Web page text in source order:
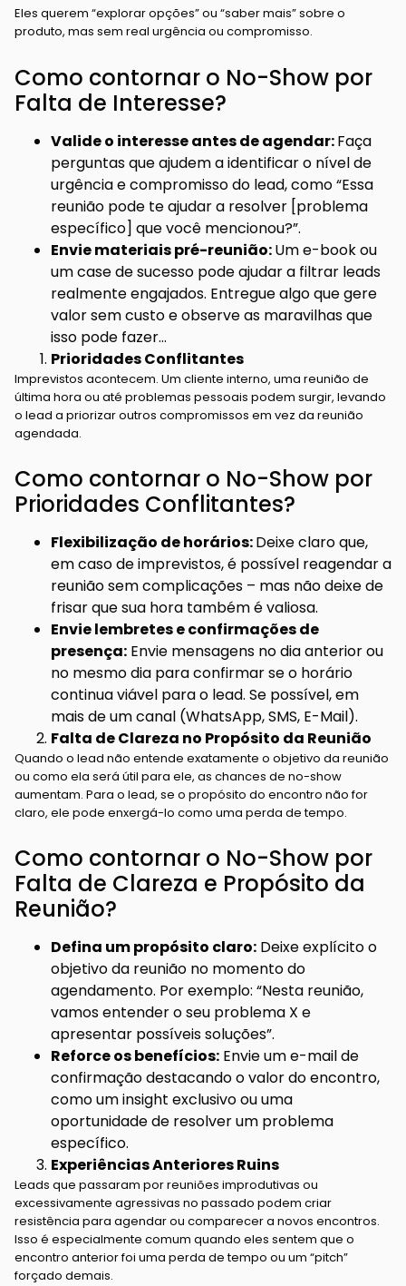
Eles querem “explorar opções” ou “saber mais” sobre o
produto, mas sem real urgência ou compromisso.
Como contornar o No-Show por
Falta de Interesse?
Valide o interesse antes de agendar:Faça
perguntas que ajudem a identificar o nível de
urgência e compromisso do lead, como “Essa
reunião pode te ajudar a resolver [problema
específico] que você mencionou?”.
Envie materiais pré-reunião:Um e-book ou
um case de sucesso pode ajudar a filtrar leads
realmente engajados. Entregue algo que gere
valor sem custo e observe as maravilhas que
isso pode fazer…
Prioridades Conflitantes
Imprevistos acontecem. Um cliente interno, uma reunião de
última hora ou até problemas pessoais podem surgir, levando
o lead a priorizar outros compromissos em vez da reunião
agendada.
Como contornar o No-Show por
Prioridades Conflitantes?
Flexibilização de horários:Deixe claro que,
em caso de imprevistos, é possível reagendar a
reunião sem complicações – mas não deixe de
frisar que sua hora também é valiosa.
Envie lembretes e confirmações de
presença: Envie mensagens no dia anterior ou
no mesmo dia para confirmar se o horário
continua viável para o lead. Se possível, em
mais de um canal (WhatsApp, SMS, E-Mail).
Falta de Clareza no Propósito da Reunião
Quando o lead não entende exatamente o objetivo da reunião
ou como ela será útil para ele, as chances de no-show
aumentam. Para o lead, se o propósito do encontro não for
claro, ele pode enxergá-lo como uma perda de tempo.
Como contornar o No-Show por
Falta de Clareza e Propósito da
Reunião?
Defina um propósito claro: Deixe explícito o
objetivo da reunião no momento do
agendamento. Por exemplo: “Nesta reunião,
vamos entender o seu problema X e
apresentar possíveis soluções”.
Reforce os benefícios: Envie um e-mail de
confirmação destacando o valor do encontro,
como um insight exclusivo ou uma
oportunidade de resolver um problema
específico.
Experiências Anteriores Ruins
Leads que passaram por reuniões improdutivas ou
excessivamente agressivas no passado podem criar
resistência para agendar ou comparecer a novos encontros.
Isso é especialmente comum quando eles sentem que o
encontro anterior foi uma perda de tempo ou um “pitch”
forçado demais.